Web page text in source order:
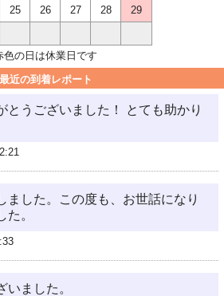
25 26 27 28
29
色の日は休業日です
最近の到着レポート
とうございました！ とても助かり
ました。この度も、お世話になり
。
いました。